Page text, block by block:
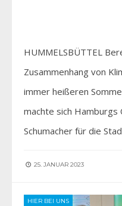
HUMMELSBÜTTEL
Zusammenhang von
immer heißeren
machte sich
Schumacher für die
25. JANUAR 2023
HIER BEI UNS